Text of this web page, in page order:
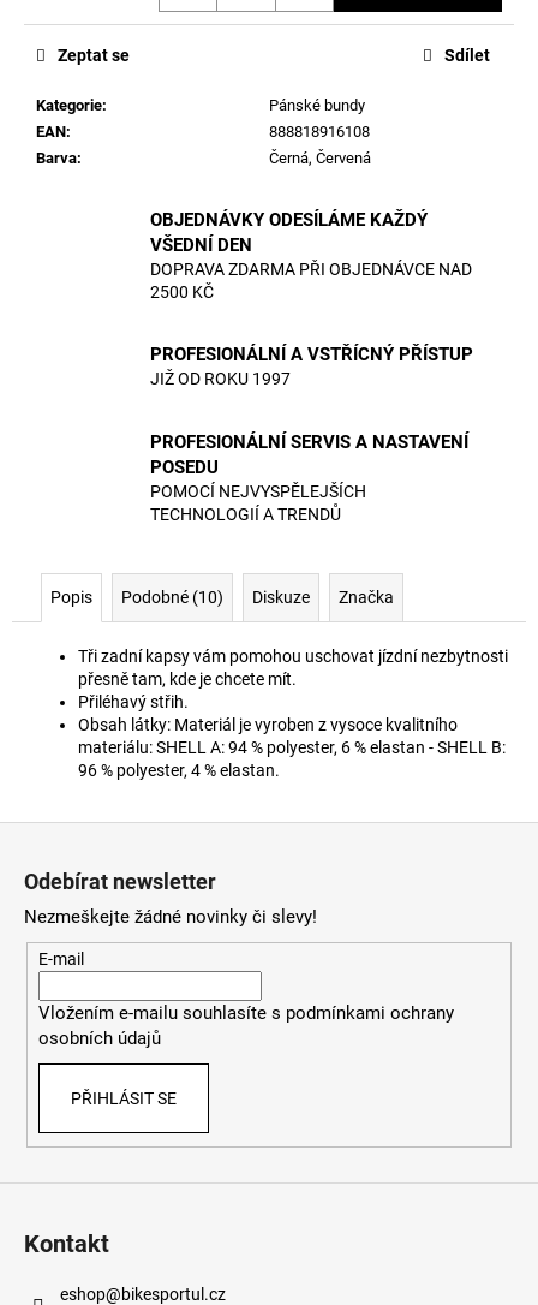
Kategorie:
Pánské bundy
EAN:
888818916108
Barva: Černá, Červená
Zeptat se Sdílet
OBJEDNÁVKY ODESÍLÁME KAŽDÝ
VŠEDNÍ DEN
DOPRAVA ZDARMA PŘI OBJEDNÁVCE NAD
2500 KČ
PROFESIONÁLNÍ A VSTŘÍCNÝ PŘÍSTUP
JIŽ OD ROKU 1997
PROFESIONÁLNÍ SERVIS A NASTAVENÍ
POSEDU
POMOCÍ NEJVYSPĚLEJŠÍCH
TECHNOLOGIÍ A TRENDŮ
Popis Podobné (10) Diskuze Značka
Tři zadní kapsy vám pomohou uschovat jízdní nezbytnosti
přesně tam, kde je chcete mít.
Přiléhavý střih.
Obsah látky: Materiál je vyroben z vysoce kvalitního
materiálu: SHELL A: 94 % polyester, 6 % elastan - SHELL B:
96 % polyester, 4 % elastan.
Odebírat newsletter
Nezmeškejte žádné novinky či slevy!
E-mail
Vložením e-mailu souhlasíte s podmínkami ochrany
osobních údajů
PŘIHLÁSIT SE
Kontakt
eshop@bikesportul.cz